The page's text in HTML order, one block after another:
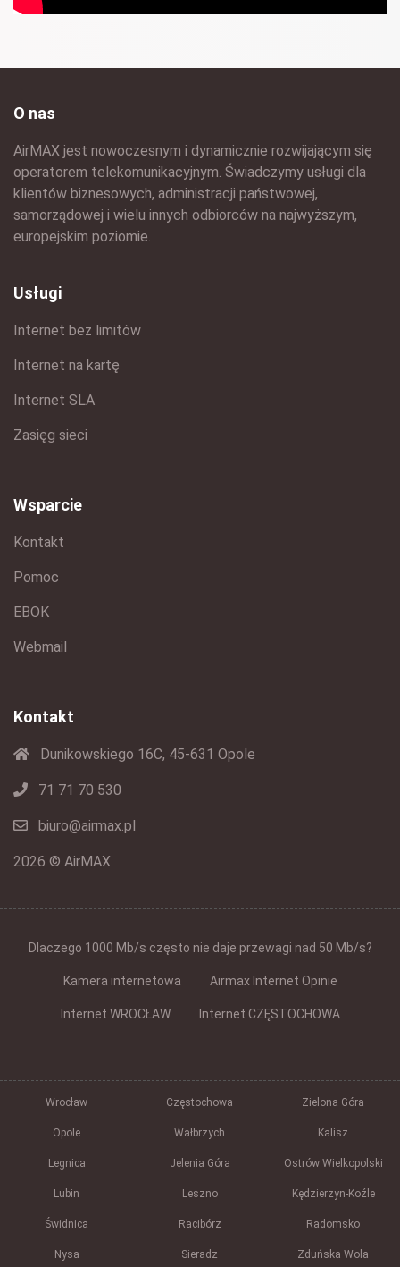
O nas
AirMAX jest nowoczesnym i dynamicznie rozwijającym się
operatorem telekomunikacyjnym. Świadczymy usługi dla
klientów biznesowych, administracji państwowej,
samorządowej i wielu innych odbiorców na najwyższym,
europejskim poziomie.
Usługi
Internet bez limitów
Internet na kartę
Internet SLA
Zasięg sieci
Wsparcie
Kontakt
Pomoc
EBOK
Webmail
Kontakt
Dunikowskiego 16C, 45-631 Opole
71 71 70 530
biuro@airmax.pl
2026 © AirMAX
Dlaczego 1000 Mb/s często nie daje przewagi nad 50 Mb/s?
Kamera internetowa Airmax Internet Opinie
Internet WROCŁAW Internet CZĘSTOCHOWA
Wrocław Częstochowa Zielona Góra
Opole Wałbrzych Kalisz
Legnica Jelenia Góra Ostrów Wielkopolski
Lubin Leszno Kędzierzyn-Koźle
Świdnica Racibórz Radomsko
Nysa Sieradz Zduńska Wola